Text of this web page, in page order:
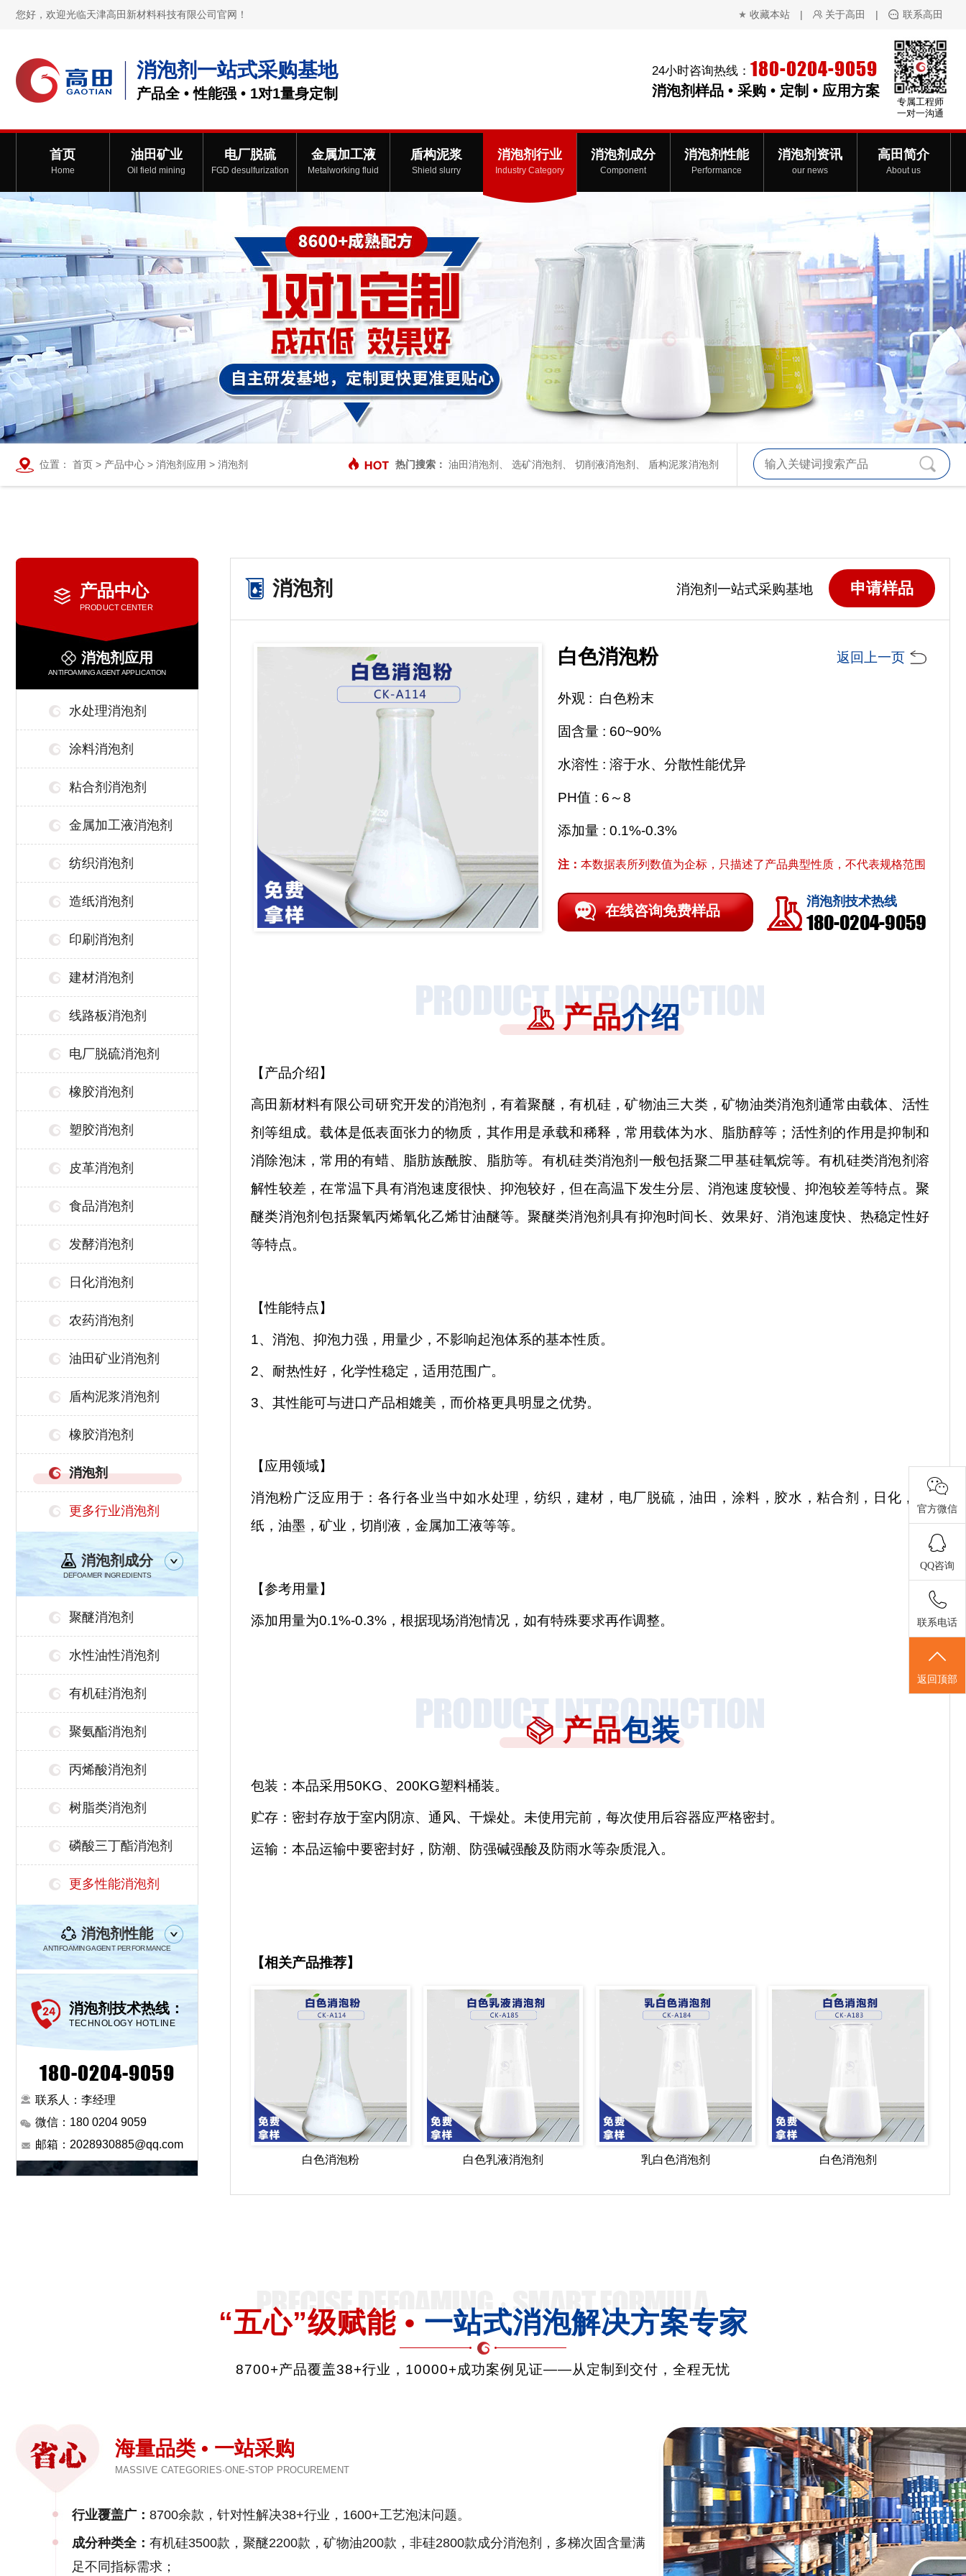
您好，欢迎光临天津高田新材料科技有限公司官网！ 收藏本站 | 关于高田 | 联系高田
消泡剂一站式采购基地
产品全 • 性能强 • 1对1量身定制
24小时咨询热线： 180-0204-9059
消泡剂样品 • 采购 • 定制 • 应用方案
专属工程师
一对一沟通
首页
Home
油田矿业
Oil field mining
电厂脱硫
FGD desulfurization
金属加工液
Metalworking fluid
盾构泥浆
Shield slurry
消泡剂行业
Industry Category
消泡剂成分
Component
消泡剂性能
Performance
消泡剂资讯
our news
高田简介
About us
位置： 首页 > 产品中心 > 消泡剂应用 > 消泡剂 热门搜索： 油田消泡剂 选矿消泡剂 切削液消泡剂 盾构泥浆消泡剂
产品中心
PRODUCT CENTER
消泡剂应用
ANTIFOAMING AGENT APPLICATION
水处理消泡剂
涂料消泡剂
粘合剂消泡剂
金属加工液消泡剂
纺织消泡剂
造纸消泡剂
印刷消泡剂
建材消泡剂
线路板消泡剂
电厂脱硫消泡剂
橡胶消泡剂
塑胶消泡剂
皮革消泡剂
食品消泡剂
发酵消泡剂
日化消泡剂
农药消泡剂
油田矿业消泡剂
盾构泥浆消泡剂
橡胶消泡剂
消泡剂
更多行业消泡剂
消泡剂成分
DEFOAMER INGREDIENTS
聚醚消泡剂
水性油性消泡剂
有机硅消泡剂
聚氨酯消泡剂
丙烯酸消泡剂
树脂类消泡剂
磷酸三丁酯消泡剂
更多性能消泡剂
消泡剂性能
ANTIFOAMING AGENT PERFORMANCE
消泡剂技术热线：
TECHNOLOGY HOTLINE
180-0204-9059
联系人：李经理
微信：180 0204 9059
邮箱：2028930885@qq.com
消泡剂 消泡剂一站式采购基地 申请样品
白色消泡粉 返回上一页
外观 : 白色粉末
固含量 : 60~90%
水溶性 : 溶于水、分散性能优异
PH值 : 6～8
添加量 : 0.1%-0.3%
注： 本数据表所列数值为企标，只描述了产品典型性质，不代表规格范围
在线咨询免费样品
消泡剂技术热线
180-0204-9059
产品介绍
【产品介绍】
高田新材料有限公司研究开发的消泡剂，有着聚醚，有机硅，矿物油三大类，矿物油类消泡剂通常由载体、活性
剂等组成。载体是低表面张力的物质，其作用是承载和稀释，常用载体为水、脂肪醇等；活性剂的作用是抑制和
消除泡沫，常用的有蜡、脂肪族酰胺、脂肪等。有机硅类消泡剂一般包括聚二甲基硅氧烷等。有机硅类消泡剂溶
解性较差，在常温下具有消泡速度很快、抑泡较好，但在高温下发生分层、消泡速度较慢、抑泡较差等特点。聚
醚类消泡剂包括聚氧丙烯氧化乙烯甘油醚等。聚醚类消泡剂具有抑泡时间长、效果好、消泡速度快、热稳定性好
等特点。
【性能特点】
1、消泡、抑泡力强，用量少，不影响起泡体系的基本性质。
2、耐热性好，化学性稳定，适用范围广。
3、其性能可与进口产品相媲美，而价格更具明显之优势。
【应用领域】
消泡粉广泛应用于：各行各业当中如水处理，纺织，建材，电厂脱硫，油田，涂料，胶水，粘合剂，日化，造
纸，油墨，矿业，切削液，金属加工液等等。
【参考用量】
添加用量为0.1%-0.3%，根据现场消泡情况，如有特殊要求再作调整。
产品包装
包装：本品采用50KG、200KG塑料桶装。
贮存：密封存放于室内阴凉、通风、干燥处。未使用完前，每次使用后容器应严格密封。
运输：本品运输中要密封好，防潮、防强碱强酸及防雨水等杂质混入。
【相关产品推荐】
白色消泡粉 白色乳液消泡剂 乳白色消泡剂 白色消泡剂
“五心”级赋能 • 一站式消泡解决方案专家
8700+产品覆盖38+行业，10000+成功案例见证——从定制到交付，全程无忧
海量品类 • 一站采购
MASSIVE CATEGORIES·ONE-STOP PROCUREMENT
行业覆盖广： 8700余款，针对性解决38+行业，1600+工艺泡沫问题。
成分种类全： 有机硅3500款，聚醚2200款，矿物油200款，非硅2800款成分消泡剂，多梯次固含量满
足不同指标需求；
官方微信
QQ咨询
联系电话
返回顶部